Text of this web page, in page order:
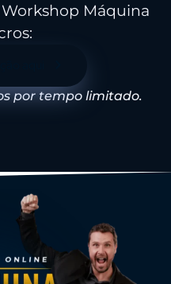
Máquina
por tempo limitado.